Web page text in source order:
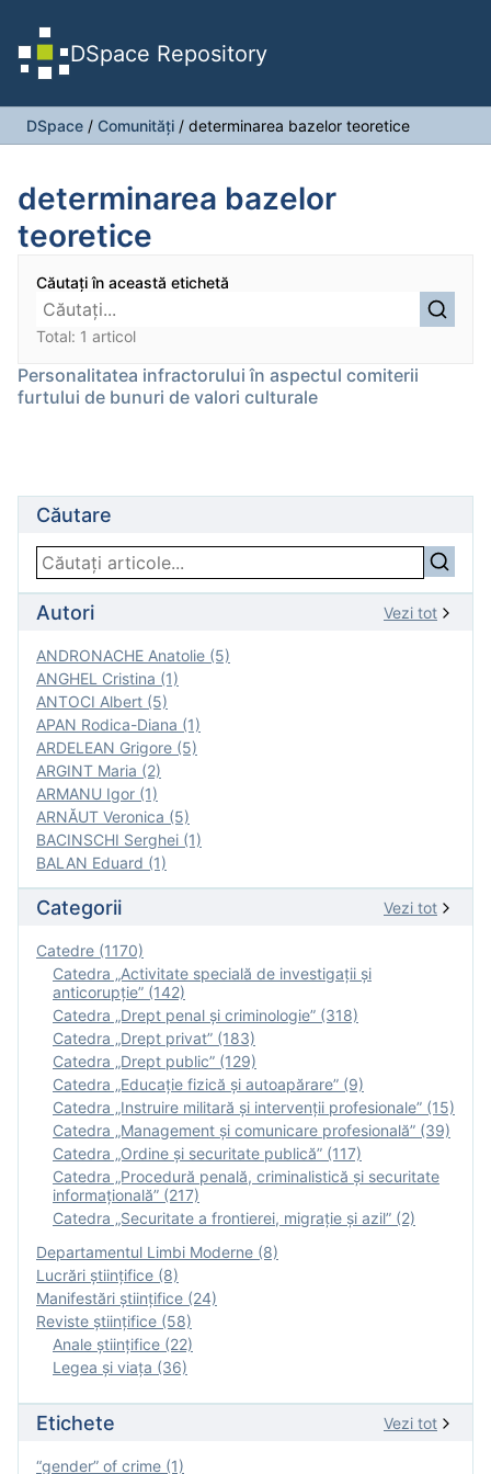
DSpace Repository
DSpace / Comunități / determinarea bazelor teoretice
determinarea bazelor
teoretice
Căutați în această etichetă
Total: 1 articol
Personalitatea infractorului în aspectul comiterii
furtului de bunuri de valori culturale
Căutare
Autori Vezi tot
ANDRONACHE Anatolie (5)
ANGHEL Cristina (1)
ANTOCI Albert (5)
APAN Rodica-Diana (1)
ARDELEAN Grigore (5)
ARGINT Maria (2)
ARMANU Igor (1)
ARNĂUT Veronica (5)
BACINSCHI Serghei (1)
BALAN Eduard (1)
Categorii Vezi tot
Catedre (1170)
Catedra „Activitate specială de investigaţii şi
anticorupție” (142)
Catedra „Drept penal și criminologie” (318)
Catedra „Drept privat” (183)
Catedra „Drept public” (129)
Catedra „Educație fizică şi autoapărare” (9)
Catedra „Instruire militară şi intervenţii profesionale” (15)
Catedra „Management și comunicare profesională” (39)
Catedra „Ordine și securitate publică” (117)
Catedra „Procedură penală, criminalistică și securitate
informațională” (217)
Catedra „Securitate a frontierei, migrație și azil” (2)
Departamentul Limbi Moderne (8)
Lucrări științifice (8)
Manifestări ştiinţifice (24)
Reviste ştiinţifice (58)
Anale ştiinţifice (22)
Legea şi viaţa (36)
Etichete Vezi tot
“gender” of crime (1)